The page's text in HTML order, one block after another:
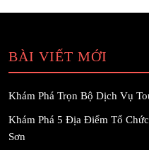
BÀI VIẾT MỚI
Khám Phá Trọn Bộ Dịch Vụ
Khám Phá 5 Địa Điểm Tổ
Sơn